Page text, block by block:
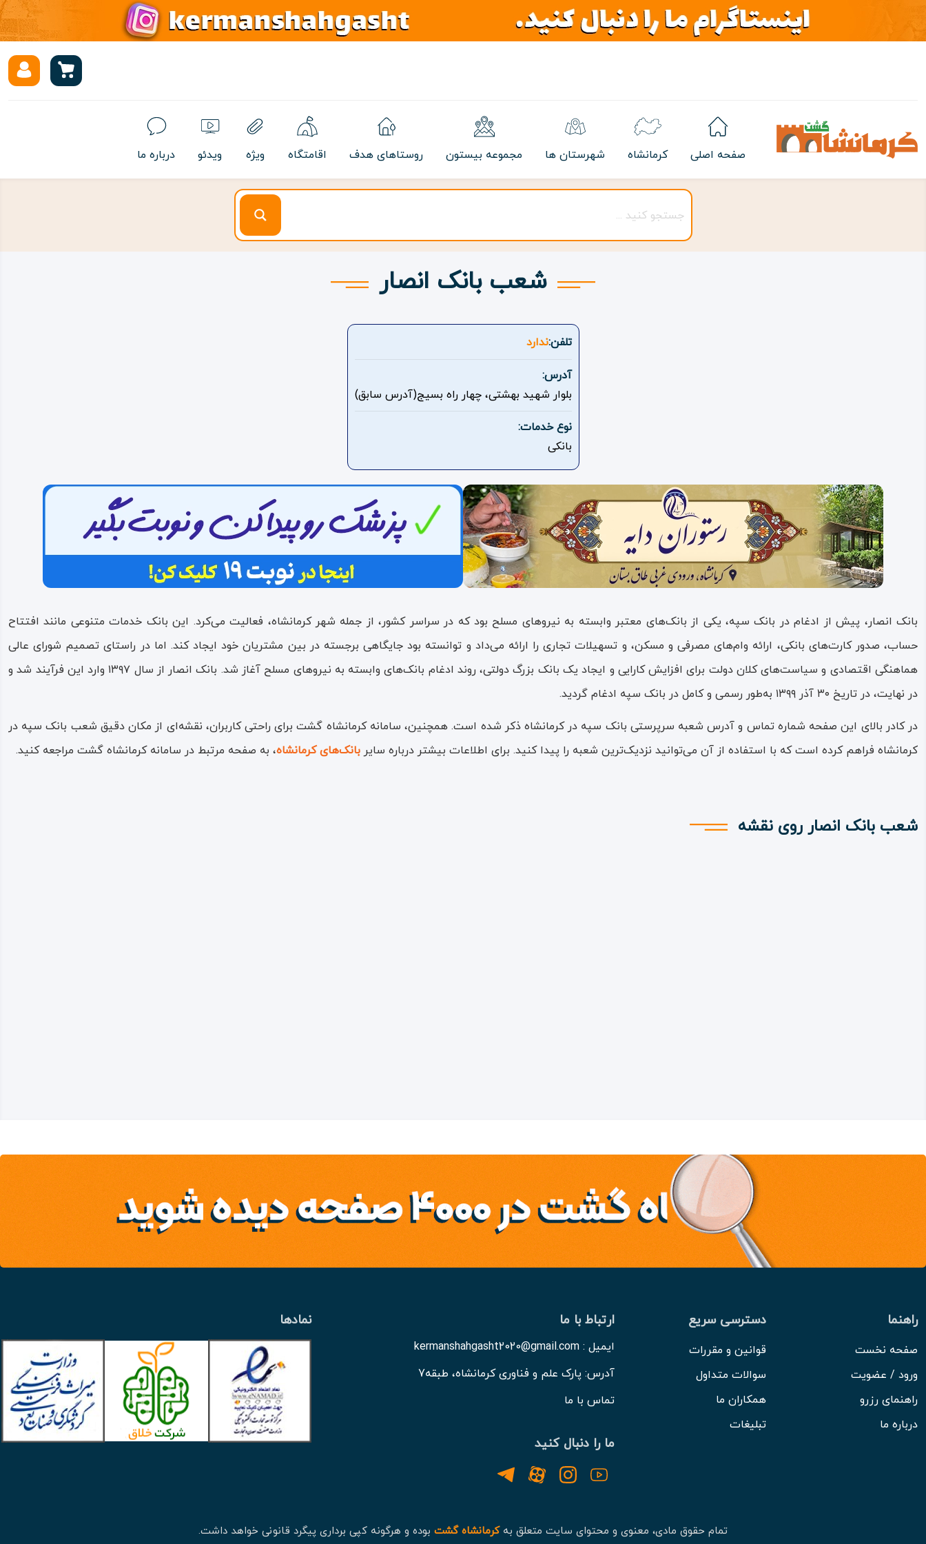
صفحه اصلی کرمانشاه شهرستان ها مجموعه بیستون روستاهای هدف اقامتگاه ویژه ویدئو درباره ما
شعب بانک انصار
تلفن:ندارد
آدرس:
بلوار شهید بهشتی، چهار راه بسیج(آدرس سابق)
نوع خدمات:
بانکی
بانک انصار، پیش از ادغام در بانک سپه، یکی از بانک‌های معتبر وابسته به نیروهای مسلح بود که در سراسر کشور، از جمله شهر کرمانشاه، فعالیت می‌کرد. این بانک خدمات متنوعی مانند افتتاح
حساب، صدور کارت‌های بانکی، ارائه وام‌های مصرفی و مسکن، و تسهیلات تجاری را ارائه می‌داد و توانسته بود جایگاهی برجسته در بین مشتریان خود ایجاد کند. اما در راستای تصمیم شورای عالی
هماهنگی اقتصادی و سیاست‌های کلان دولت برای افزایش کارایی و ایجاد یک بانک بزرگ دولتی، روند ادغام بانک‌های وابسته به نیروهای مسلح آغاز شد. بانک انصار از سال ۱۳۹۷ وارد این فرآیند شد و
در نهایت، در تاریخ ۳۰ آذر ۱۳۹۹ به‌طور رسمی و کامل در بانک سپه ادغام گردید​.
در کادر بالای این صفحه شماره تماس و آدرس شعبه سرپرستی بانک سپه در کرمانشاه ذکر شده است. همچنین، سامانه کرمانشاه گشت برای راحتی کاربران، نقشه‌ای از مکان دقیق شعب بانک سپه در
کرمانشاه فراهم کرده است که با استفاده از آن می‌توانید نزدیک‌ترین شعبه را پیدا کنید. برای اطلاعات بیشتر درباره سایر بانک‌های کرمانشاه، به صفحه‌ مرتبط در سامانه کرمانشاه گشت مراجعه کنید.
شعب بانک انصار روی نقشه
راهنما
صفحه نخست
ورود / عضویت
راهنمای رزرو
درباره ما
دسترسی سریع
قوانین و مقررات
سوالات متداول
همکاران ما
تبلیغات
ارتباط با ما
ایمیل : kermanshahgasht2020@gmail.com
آدرس: پارک علم و فناوری کرمانشاه، طبقه7
تماس با ما
ما را دنبال کنید
نمادها
تمام حقوق مادی، معنوی و محتوای سایت متعلق بهکرمانشاه گشت بوده و هرگونه کپی برداری پیگرد قانونی خواهد داشت.